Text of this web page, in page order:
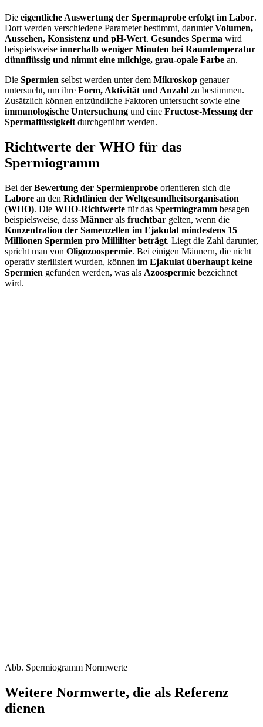
Die eigentliche Auswertung der Spermaprobe erfolgt im Labor.
Dort werden verschiedene Parameter bestimmt, darunterVolumen,
Aussehen, Konsistenz und pH-Wert. Gesundes Sperma wird
beispielsweise innerhalb weniger Minuten bei Raumtemperatur
dünnflüssig und nimmt eine milchige, grau-opale Farbe an.
Die Spermien selbst werden unter dem Mikroskop genauer
untersucht, um ihre Form, Aktivität und Anzahl zu bestimmen.
Zusätzlich können entzündliche Faktoren untersucht sowie eine
immunologische Untersuchung und eine Fructose-Messung der
Spermaflüssigkeit durchgeführt werden.
Richtwerte der WHO für das
Spermiogramm
Bei derBewertung der Spermienprobe orientieren sich die
Labore an den Richtlinien der Weltgesundheitsorganisation
(WHO). Die WHO-Richtwerte für das Spermiogramm besagen
beispielsweise, dass Männer als fruchtbar gelten, wenn die
Konzentration der Samenzellen im Ejakulat mindestens 15
Millionen Spermien pro Milliliter beträgt. Liegt die Zahl darunter,
spricht man von Oligozoospermie. Bei einigen Männern, die nicht
operativ sterilisiert wurden, können im Ejakulat überhaupt keine
Spermien gefunden werden, was als Azoospermie bezeichnet
wird.
Abb. Spermiogramm Normwerte
Weitere Normwerte, die als Referenz
dienen